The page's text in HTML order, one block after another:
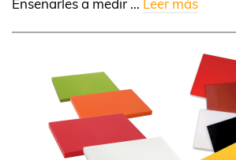
Enseñarles a medir … Leer más